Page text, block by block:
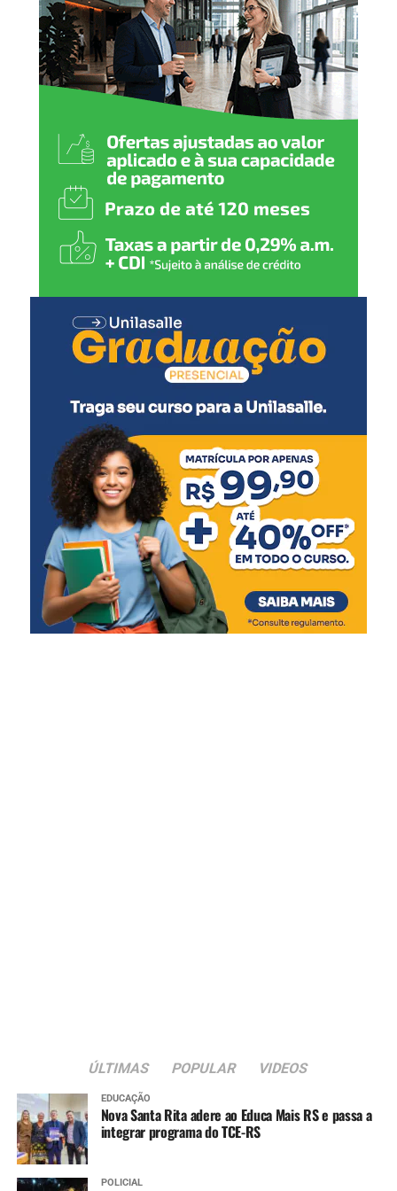
confirmados, cerca de 30 municípios manifestaram
interesse e estão em diálogo com o Executivo Estadual
para receber recursos do programa Fundo a Fundo da
Reconstrução.
Também participaram da reunião o secretário em
exercício da Fazenda, Itanielson Cruz, o vice-prefeito
Rodrigo Busato e secretários municipais.
ÚLTIMAS POPULAR VIDEOS
EDUCAÇÃO
Nova Santa Rita adere ao Educa Mais RS e passa a
integrar programa do TCE-RS
POLICIAL